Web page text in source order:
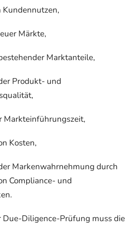
Kundennutzen,
Märkte,
Marktanteile,
Produkt- und
Markteinführungszeit,
Kosten,
Markenwahrnehmung durch
Compliance- und
Due-Diligence-Prüfung muss die